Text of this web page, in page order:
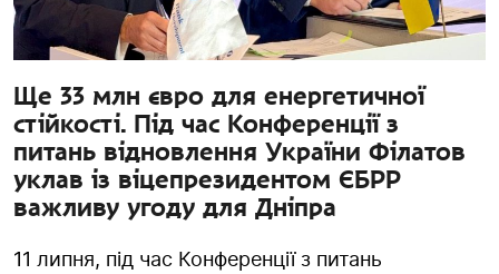
Ще 33 млн євро для енергетичної
стійкості. Під час Конференції з
питань відновлення України Філатов
уклав із віцепрезидентом ЄБРР
важливу угоду для Дніпра
11 липня, під час Конференції з питань